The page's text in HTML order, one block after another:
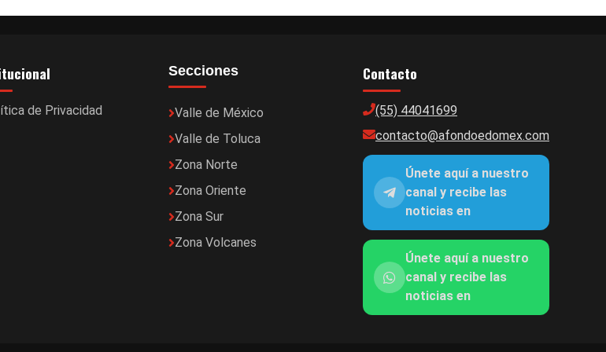
de Privacidad
Secciones
Valle de México
Valle de Toluca
Zona Norte
Zona Oriente
Zona Sur
Zona Volcanes
Contacto
(55) 44041699
contacto@afondoedomex.com
Únete aquí a nuestro
canal y recibe las
noticias en
Únete aquí a nuestro
canal y recibe las
noticias en